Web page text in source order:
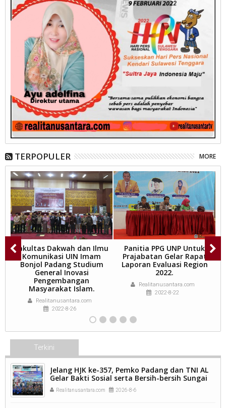
TERPOPULER MORE
Fakultas Dakwah dan Ilmu
Komunikasi UIN Imam
Bonjol Padang Studium
General Inovasi
Pengembangan
Masyarakat Islam.
Realitanusantara.com
2022-8-26
Panitia PPG UNP Untuk
Prajabatan Gelar Rapat
Laporan Evaluasi Region
2022.
Realitanusantara.com
2022-8-22
Terkini
Jelang HJK ke-357, Pemko Padang dan TNI AL
Gelar Bakti Sosial serta Bersih-bersih Sungai
Batang Arau.
Realitanusantara.com 2026-8-6